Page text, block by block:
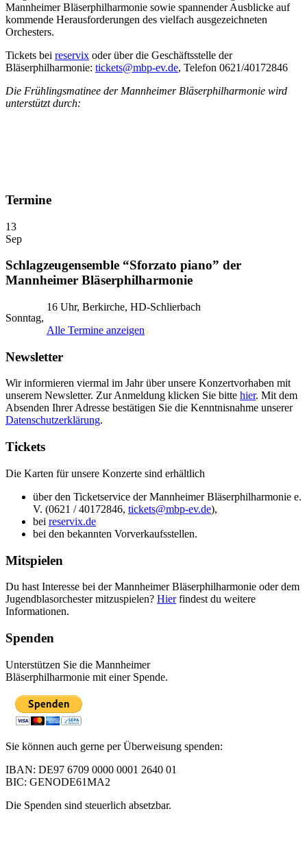
Mannheimer Bläserphilharmonie sowie spannender Ausblicke auf
kommende Herausforderungen des vielfach ausgezeichneten
Orchesters.
Tickets bei reservix oder über die Geschäftsstelle der
Bläserphilharmonie: tickets@mbp-ev.de, Telefon ‭0621/40172846‬
Die Frühlingsmatinee der Mannheimer Bläserphilharmonie wird
unterstützt durch:
Termine
13
Sep
Schlagzeugensemble “Sforzato piano” der
Mannheimer Bläserphilharmonie
Sonntag,
16 Uhr, Berkirche, HD-Schlierbach
Alle Termine anzeigen
Newsletter
Wir informieren viermal im Jahr über unsere Konzertvorhaben mit
unserem Newsletter. Zur Anmeldung klicken Sie bitte hier. Mit dem
Absenden Ihrer Adresse bestätigen Sie die Kenntnisnahme unserer
Datenschutzerklärung.
Tickets
Die Karten für unsere Konzerte sind erhältlich
über den Ticketservice der Mannheimer Bläserphilharmonie e.
V. (0621 / 40172846, tickets@mbp-ev.de),
bei reservix.de
bei den bekannten Vorverkaufsstellen.
Mitspielen
Du hast Interesse bei der Mannheimer Bläserphilharmonie oder dem
Jugendblasorchester mitzuspielen? Hierfindest du weitere
Informationen.
Spenden
Unterstützen Sie die Mannheimer
Bläserphilharmonie mit einer Spende.
Sie können auch gerne per Überweisung spenden:
IBAN: DE97 6709 0000 0001 2640 01
BIC: GENODE61MA2
Die Spenden sind steuerlich absetzbar.